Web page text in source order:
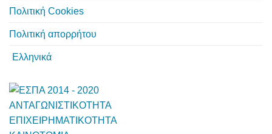
Πολιτική Cookies
Πολιτική απορρήτου
Ελληνικά